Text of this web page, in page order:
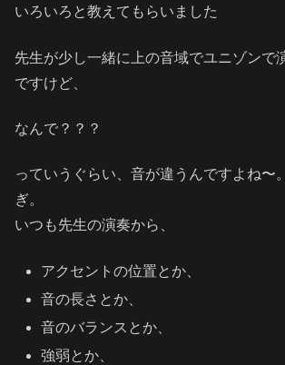
いろいろと教えてもらいました
先生が少し一緒に上の音域でユニゾンで
ですけど、
なんで？？？
っていうぐらい、音が違うんですよね〜
ぎ。
いつも先生の演奏から、
アクセントの位置とか、
音の長さとか、
音のバランスとか、
強弱とか、